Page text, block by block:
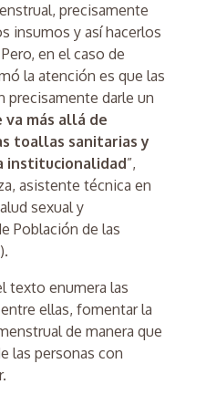
precisamente
insumos y así hacerlos
en el caso de
la atención es que las
precisamente darle un
va más allá de
toallas sanitarias y
institucionalidad”,
asistente técnica en
sexual y
Población de las
texto enumera las
ellas, fomentar la
de manera que
las personas con